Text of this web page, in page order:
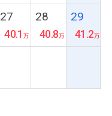
27
40.1
28
40.8
29
41.2